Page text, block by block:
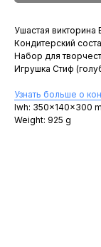
Ушастая
Кондитерский
Набор для
Игрушка Стиф
Узнать больше о
lwh: 350x140x300
Weight: 925 g